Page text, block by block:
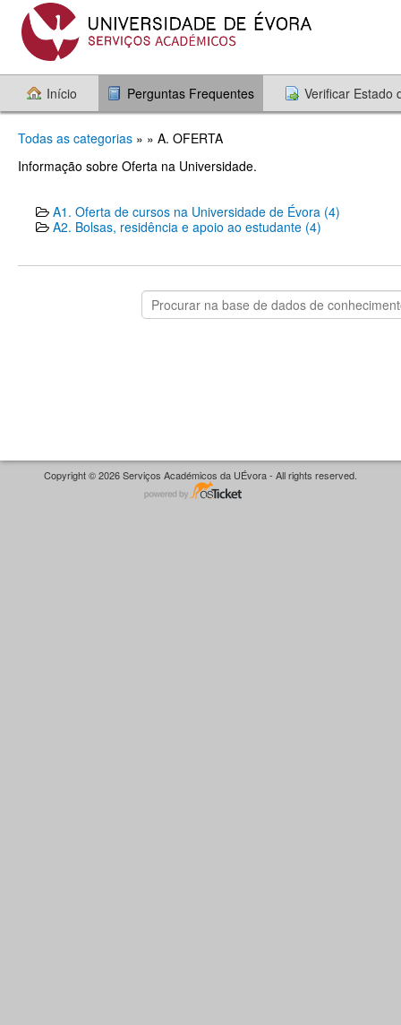
Início Perguntas Frequentes Verificar Estado
Todas as categorias » » A. OFERTA
Informação sobre Oferta na Universidade.
A1. Oferta de cursos na Universidade de Évora (4)
A2. Bolsas, residência e apoio ao estudante (4)
Copyright © 2026 Serviços Académicos da UÉvora - All rights reserved.